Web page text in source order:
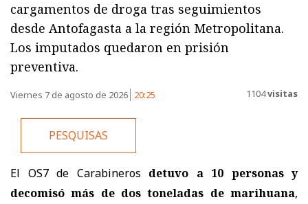
cargamentos de droga tras seguimientos
desde Antofagasta a la región Metropolitana.
Los imputados quedaron en prisión
preventiva.
Viernes 7 de agosto de 2026 20:25 1104visitas
PESQUISAS
El OS7 de Carabineros detuvo a 10 personas y
decomisó más de dos toneladas de marihuana,